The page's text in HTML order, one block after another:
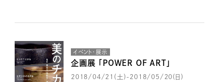
イベント・展示
企画展 「POWER OF ART」
2018/04/21(土)-2018/05/20(日)